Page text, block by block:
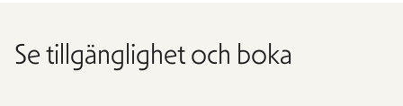
Se tillgänglighet och boka